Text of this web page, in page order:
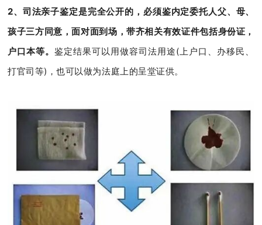
2、司法亲子鉴定是完全公开的，必须鉴内定委托人父、母、
孩子三方同意，面对面到场，带齐相关有效证件包括身份证，
户口本等。鉴定结果可以用做容司法用途(上户口、办移民、
打官司等)，也可以做为法庭上的呈堂证供。